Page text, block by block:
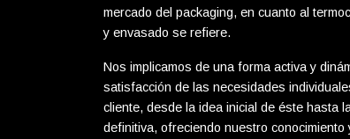
mercado del packaging, en cuanto al
y envasado se refiere.
Nos implicamos de una forma activa y
satisfacción de las necesidades
cliente, desde la idea inicial de éste hasta
definitiva, ofreciendo nuestro conocimiento